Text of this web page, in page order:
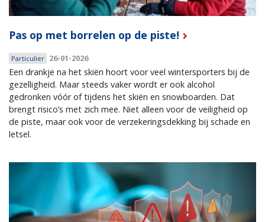
Pas op met borrelen op de piste!
Particulier 26-01-2026
Een drankje na het skiën hoort voor veel wintersporters bij de
gezelligheid. Maar steeds vaker wordt er ook alcohol
gedronken vóór of tijdens het skiën en snowboarden. Dat
brengt risico’s met zich mee. Niet alleen voor de veiligheid op
de piste, maar ook voor de verzekeringsdekking bij schade en
letsel.